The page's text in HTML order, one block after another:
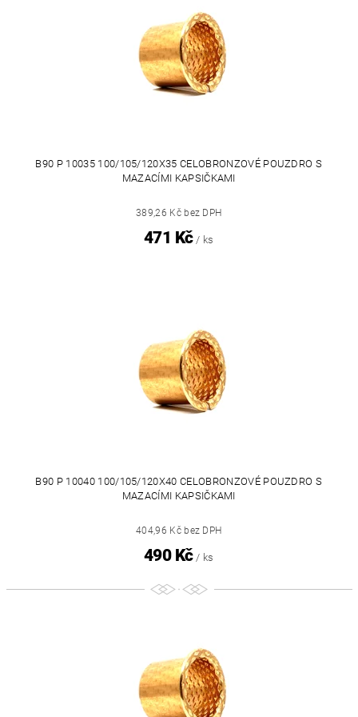
B90 P 10035 100/105/120X35 CELOBRONZOVÉ POUZDRO S
MAZACÍMI KAPSIČKAMI
389,26 Kč bez DPH
471 Kč / ks
B90 P 10040 100/105/120X40 CELOBRONZOVÉ POUZDRO S
MAZACÍMI KAPSIČKAMI
404,96 Kč bez DPH
490 Kč / ks